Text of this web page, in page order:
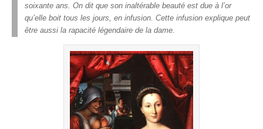
soixante ans. On dit que son inaltérable beauté est due à l’or
qu’elle boit tous les jours, en infusion. Cette infusion explique peut
être aussi la rapacité légendaire de la dame.